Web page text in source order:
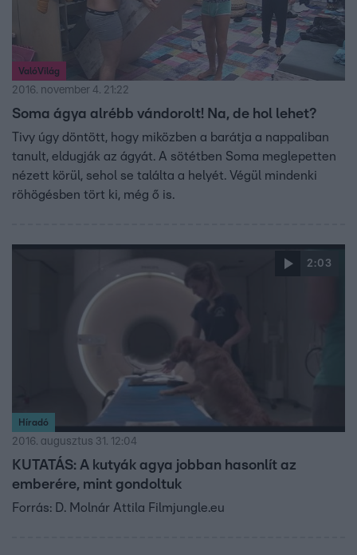
ValóVilág
2016. november 4. 21:22
Soma ágya alrébb vándorolt! Na, de hol lehet?
Tivy úgy döntött, hogy miközben a barátja a nappaliban
tanult, eldugják az ágyát. A sötétben Soma meglepetten
nézett körül, sehol se találta a helyét. Végül mindenki
röhögésben tört ki, még ő is.
2:03
Híradó
2016. augusztus 31. 12:04
KUTATÁS: A kutyák agya jobban hasonlít az
emberére, mint gondoltuk
Forrás: D. Molnár Attila Filmjungle.eu